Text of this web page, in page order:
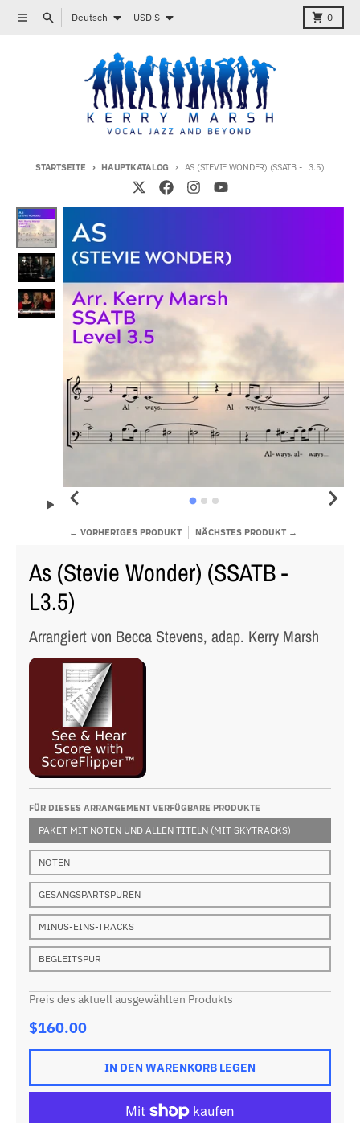
Direkt zum Inhalt
MenüSuchenSprache
Deutsch Land/Region
USD $ 0
Karren
STARTSEITE HAUPTKATALOG AS (STEVIE WONDER) (SSATB - L3.5)
Zu Produktinformationen springen
← VORHERIGES PRODUKT NÄCHSTES PRODUKT →
As (Stevie Wonder) (SSATB -
L3.5)
Arrangiert von Becca Stevens, adap. Kerry Marsh
FÜR DIESES ARRANGEMENT VERFÜGBARE PRODUKTE
PAKET MIT NOTEN UND ALLEN TITELN (MIT SKYTRACKS)
NOTEN
GESANGSPARTSPUREN
MINUS-EINS-TRACKS
BEGLEITSPUR
Preis des aktuell ausgewählten Produkts
$160.00
IN DEN WARENKORB LEGEN